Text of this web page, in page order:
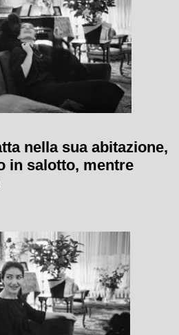
nella sua abitazione,
in salotto, mentre